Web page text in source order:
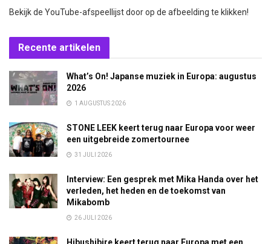
Bekijk de YouTube-afspeellijst door op de afbeelding te klikken!
Recente artikelen
What’s On! Japanse muziek in Europa: augustus
2026
1 AUGUSTUS 2026
STONE LEEK keert terug naar Europa voor weer
een uitgebreide zomertournee
31 JULI 2026
Interview: Een gesprek met Mika Handa over het
verleden, het heden en de toekomst van
Mikabomb
26 JULI 2026
Hibushibire keert terug naar Europa met een